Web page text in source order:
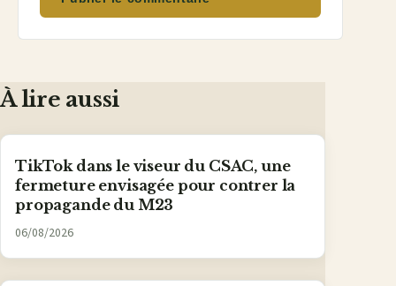
À lire aussi
TikTok dans le viseur du CSAC, une
fermeture envisagée pour contrer la
propagande du M23
06/08/2026